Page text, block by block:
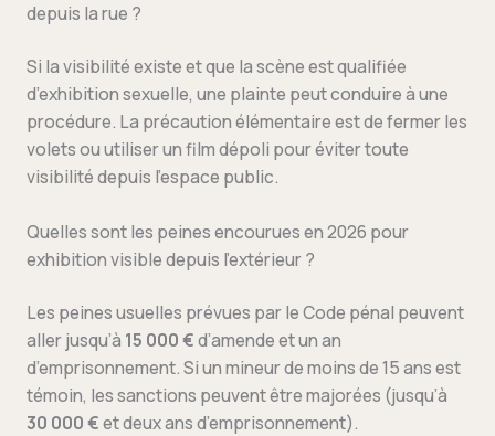
depuis la rue ?
Si la visibilité existe et que la scène est qualifiée
d’exhibition sexuelle, une plainte peut conduire à une
procédure. La précaution élémentaire est de fermer les
volets ou utiliser un film dépoli pour éviter toute
visibilité depuis l’espace public.
Quelles sont les peines encourues en 2026 pour
exhibition visible depuis l’extérieur ?
Les peines usuelles prévues par le Code pénal peuvent
aller jusqu’à 15 000 €d’amende et un an
d’emprisonnement. Si un mineur de moins de 15 ans est
témoin, les sanctions peuvent être majorées (jusqu’à
30 000 €et deux ans d’emprisonnement).